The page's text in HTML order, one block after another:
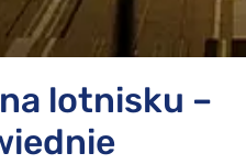
lotnisku –